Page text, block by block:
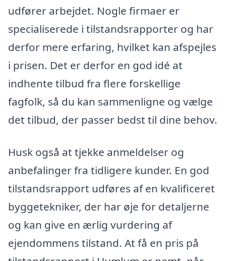
udfører arbejdet. Nogle firmaer er
specialiserede i tilstandsrapporter og har
derfor mere erfaring, hvilket kan afspejles
i prisen. Det er derfor en god idé at
indhente tilbud fra flere forskellige
fagfolk, så du kan sammenligne og vælge
det tilbud, der passer bedst til dine behov.
Husk også at tjekke anmeldelser og
anbefalinger fra tidligere kunder. En god
tilstandsrapport udføres af en kvalificeret
byggetekniker, der har øje for detaljerne
og kan give en ærlig vurdering af
ejendommens tilstand. At få en pris på